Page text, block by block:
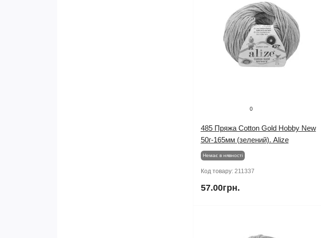
0
485 Пряжа Cotton Gold Hobby New
50г-165мм (зелений). Alize
Немає в нявності
Код товару: 211337
57.00грн.